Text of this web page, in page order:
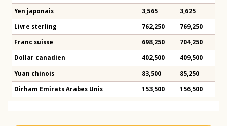
Yen japonais 3,565 3,625
Livre sterling 762,250 769,250
Franc suisse 698,250 704,250
Dollar canadien 402,500 409,500
Yuan chinois 83,500 85,250
Dirham Emirats Arabes Unis 153,500 156,500